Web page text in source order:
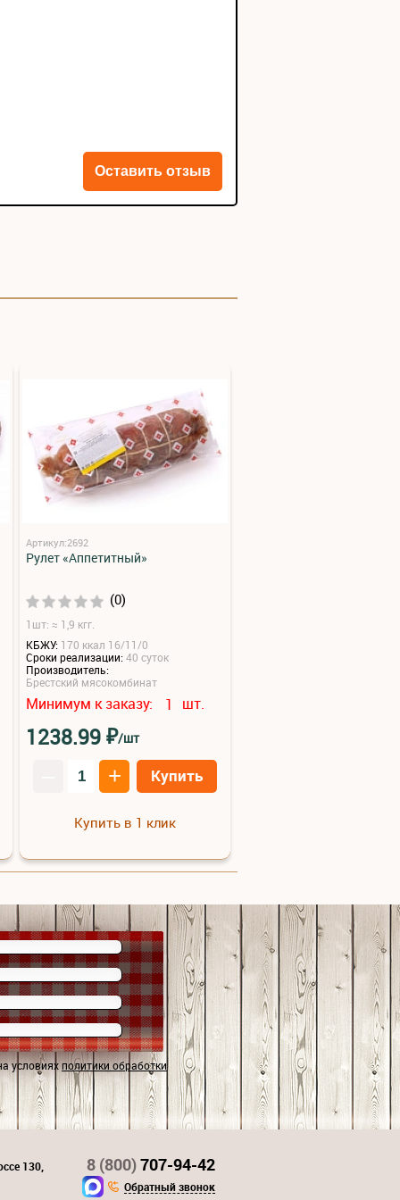
Артикул:2692
Рулет «Аппетитный»
(0)
1шт: ≈ 1,9 кгг.
КБЖУ: 170 ккал 16/11/0
Сроки реализации:40 суток
Производитель:
Брестский мясокомбинат
Минимум к заказу: 1 шт.
1238.99₽/шт
+ Купить
Купить в 1 клик
условияхполитики обработки
130, 8 (800)707-94-42
Обратный звонок